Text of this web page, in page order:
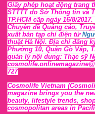
Giấy phép hoạt động trang
STTTT do Sở Thông tin và
TP.HCM cấp ngày 16/8/
Chuyên đề Quảng cáo,
xuất bản tạp chí điện tử
thuật Hà Nội. Địa chỉ đăng
Phường 10, Quận Gò Vấp,
quản lý nội dung: Thạc sỹ
727
Cosmolife Vietnam
magazine brings you the
beauty, lifestyle trends,
cosmopolitan areas in